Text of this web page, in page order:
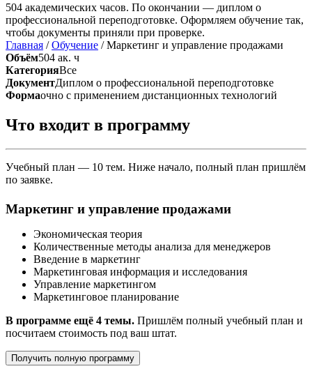
504 академических часов. По окончании — диплом о
профессиональной переподготовке. Оформляем обучение так,
чтобы документы приняли при проверке.
Главная / Обучение / Маркетинг и управление продажами
Объём504 ак. ч
КатегорияВсе
ДокументДиплом о профессиональной переподготовке
Формаочно с применением дистанционных технологий
Что входит в программу
Учебный план — 10 тем. Ниже начало, полный план пришлём
по заявке.
Маркетинг и управление продажами
Экономическая теория
Количественные методы анализа для менеджеров
Введение в маркетинг
Маркетинговая информация и исследования
Управление маркетингом
Маркетинговое планирование
В программе ещё 4 темы. Пришлём полный учебный план и
посчитаем стоимость под ваш штат.
Получить полную программу